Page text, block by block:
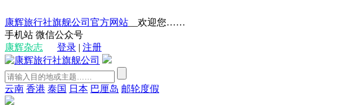
康辉旅行社旗舰公司官方网站 __欢迎您……
手机站 微信公众号
康辉杂志
登录 | 注册
云南 香港 泰国 日本 巴厘岛 邮轮度假